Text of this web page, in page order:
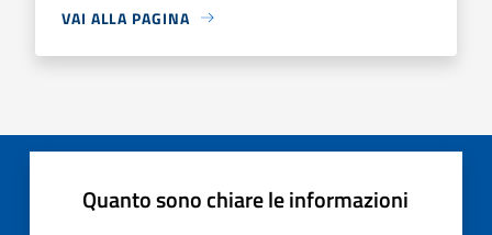
VAI ALLA PAGINA
Quanto sono chiare le informazioni